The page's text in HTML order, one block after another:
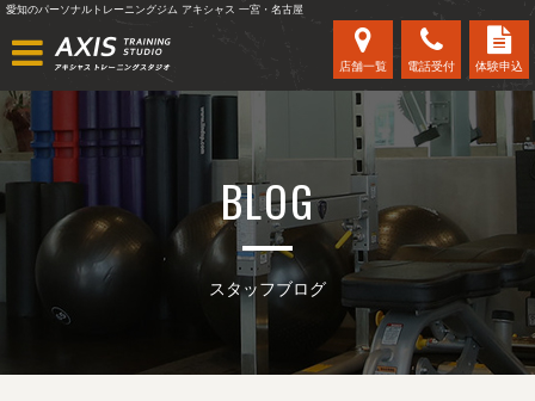
愛知のパーソナルトレーニングジム アキシャス 一宮・名古屋
店舗一覧 電話受付 体験申込
BLOG
スタッフブログ